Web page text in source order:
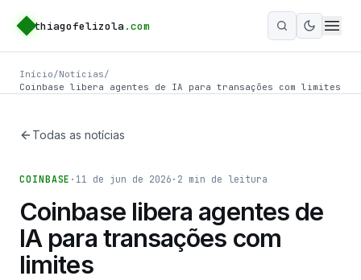
thiagofelizola .com
Ativar
Início/Notícias/
Coinbase libera agentes de IA para transações com limites
Todas as notícias
COINBASE · 11 de jun de 2026 · 2 min de leitura
Coinbase libera agentes de
IA para transações com
limites